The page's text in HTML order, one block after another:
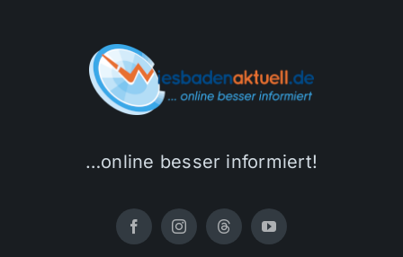
…online besser informiert!